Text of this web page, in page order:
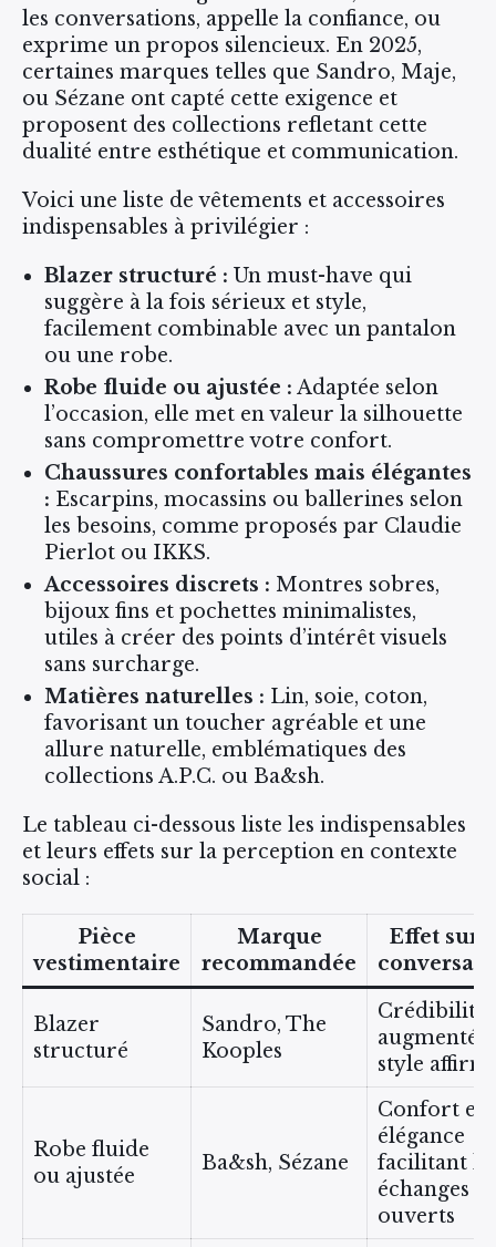
les conversations, appelle la confiance, ou
exprime un propos silencieux. En 2025,
certaines marques telles que Sandro, Maje,
ou Sézane ont capté cette exigence et
proposent des collections refletant cette
dualité entre esthétique et communication.
Voici une liste de vêtements et accessoires
indispensables à privilégier :
Blazer structuré : Un must-have qui
suggère à la fois sérieux et style,
facilement combinable avec un pantalon
ou une robe.
Robe fluide ou ajustée : Adaptée selon
l’occasion, elle met en valeur la silhouette
sans compromettre votre confort.
Chaussures confortables mais élégantes
: Escarpins, mocassins ou ballerines selon
les besoins, comme proposés par Claudie
Pierlot ou IKKS.
Accessoires discrets : Montres sobres,
bijoux fins et pochettes minimalistes,
utiles à créer des points d’intérêt visuels
sans surcharge.
Matières naturelles : Lin, soie, coton,
favorisant un toucher agréable et une
allure naturelle, emblématiques des
collections A.P.C. ou Ba&sh.
Le tableau ci-dessous liste les indispensables
et leurs effets sur la perception en contexte
social :
Pièce
vestimentaire
Marque
recommandée
Effet sur
Blazer
structuré
Sandro, The
Kooples
Crédibilité
augmentée,
style
Robe fluide
ou ajustée
Ba&sh, Sézane
Confort et
élégance
facilitant
échanges
ouverts